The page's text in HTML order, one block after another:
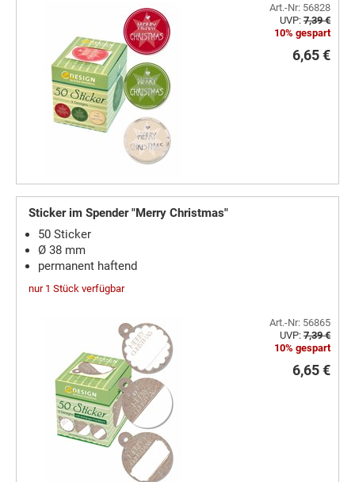
Art.-Nr: 56828
UVP: 7,39 €
10% gespart
6,65 €
Sticker im Spender "Merry Christmas"
50 Sticker
Ø 38 mm
permanent haftend
nur 1 Stück verfügbar
Art.-Nr: 56865
UVP: 7,39 €
10% gespart
6,65 €